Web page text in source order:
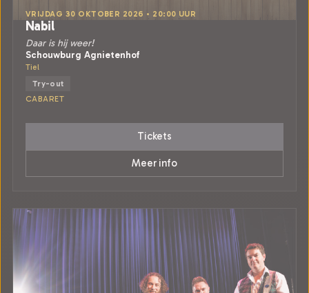
VRIJDAG 30 OKTOBER 2026 • 20:00 UUR
Nabil
Daar is hij weer!
Schouwburg Agnietenhof
Tiel
Try-out
CABARET
Tickets
Meer info